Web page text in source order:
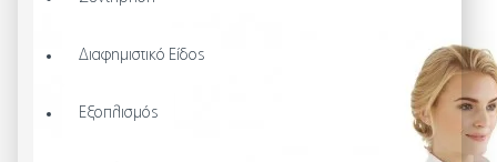
Διαφημιστικό Είδος
Εξοπλισμός